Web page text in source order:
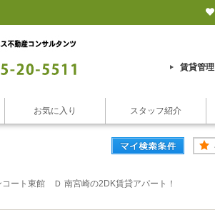
賃貸管理
お気に入り スタッフ紹介
コート東館 Ｄ 南宮崎の2DK賃貸アパート！